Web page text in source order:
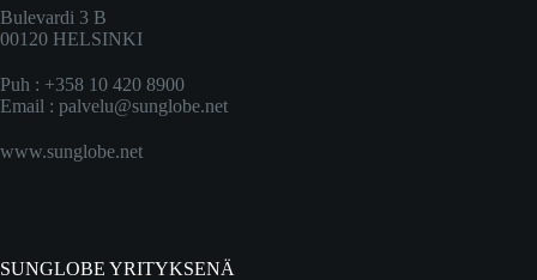
Bulevardi 3 B
00120 HELSINKI
Puh : +358 10 420 8900
Email : palvelu@sunglobe.net
www.sunglobe.net
SUNGLOBE YRITYKSENÄ